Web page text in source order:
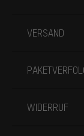
VERSAND
WIDERRUF